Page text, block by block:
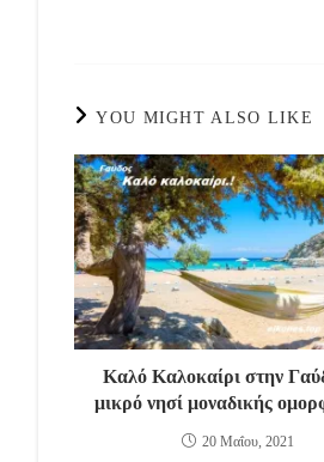
YOU MIGHT ALSO LIKE
Καλό Καλοκαίρι στην
μικρό νησί μοναδικής
20 Μαΐου, 2021